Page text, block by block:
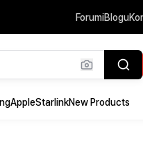
ForumiBlogu
AppleStarlinkNew Products